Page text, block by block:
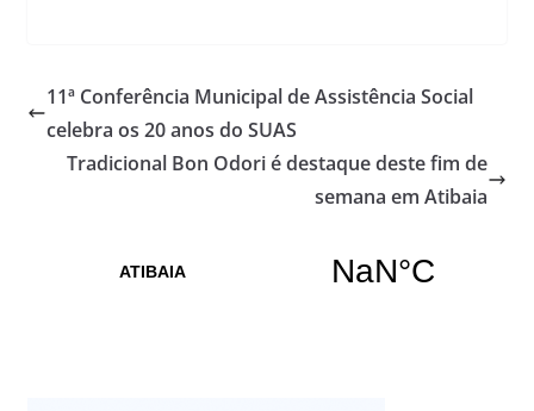
11ª Conferência Municipal de Assistência Social
celebra os 20 anos do SUAS
Tradicional Bon Odori é destaque deste fim de
semana em Atibaia